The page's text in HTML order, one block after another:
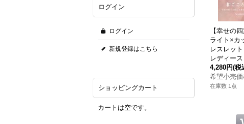
ログイン
ログイン
新規登録はこちら
ショッピングカート
カートは空です。
【幸せの
ライト×カ
レスレッ
レディース
4,280円(税
希望小売
在庫数 1点